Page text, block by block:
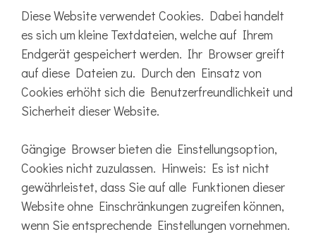
Diese Website verwendet Cookies. Dabei handelt
es sich um kleine Textdateien, welche auf Ihrem
Endgerät gespeichert werden. Ihr Browser greift
auf diese Dateien zu. Durch den Einsatz von
Cookies erhöht sich die Benutzerfreundlichkeit und
Sicherheit dieser Website.
Gängige Browser bieten die Einstellungsoption,
Cookies nicht zuzulassen. Hinweis: Es ist nicht
gewährleistet, dass Sie auf alle Funktionen dieser
Website ohne Einschränkungen zugreifen können,
wenn Sie entsprechende Einstellungen vornehmen.